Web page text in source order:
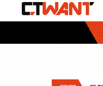
:::
社會首頁
時事
調查